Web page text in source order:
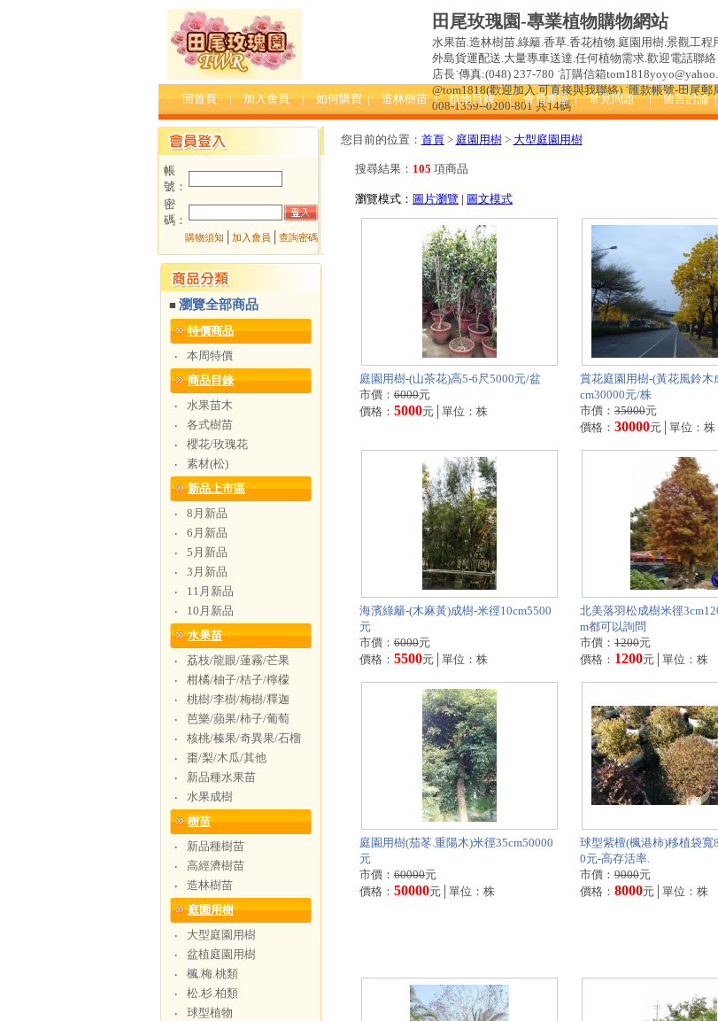
田尾玫瑰園-專業植物購物網站
水果苗.造林樹苗.綠籬.香草.香花植物.庭園用樹.景觀工程
外島貨運配送.大量專車送達.任何植物需求.歡迎電話聯
店長˙傳真:(048) 237-780 ˙訂購信箱
@tom1818(歡迎加入.可直接與我聯絡) ˙匯款帳號-田尾郵
008-1359--0200-801 共14碼
| 回首頁 | 加入會員 | 如何購買 | 造林樹苗 | 植物目錄 | 會員專區 | 常見問題 | 留言討論
帳
號：
密
碼：
購物須知 加入會員 查詢密碼
■ 瀏覽全部商品
特價商品
‧
本周特價
商品目錄
‧
水果苗木
‧
各式樹苗
‧
櫻花/玫瑰花
‧
素材(松)
新品上市區
‧
8月新品
‧
6月新品
‧
5月新品
‧
3月新品
‧
11月新品
‧
10月新品
水果苗
‧
荔枝/龍眼/蓮霧/芒果
‧
柑橘/柚子/桔子/檸檬
‧
桃樹/李樹/梅樹/釋迦
‧
芭樂/蘋果/柿子/葡萄
‧
核桃/榛果/奇異果/石榴
‧
棗/梨/木瓜/其他
‧
新品種水果苗
‧
水果成樹
樹苗
‧
新品種樹苗
‧
高經濟樹苗
‧
造林樹苗
庭園用樹
‧
大型庭園用樹
‧
盆植庭園用樹
‧
楓.梅.桃類
‧
松.杉.柏類
‧
球型植物
您目前的位置： 首頁> 庭園用樹> 大型庭園用樹
搜尋結果： 105 項商品
瀏覽模式： 圖片瀏覽 | 圖文模式
庭園用樹-(山茶花)高5-6尺5000元/盆
市價： 6000元
價格： 5000元│單位：株
賞花庭園用樹-(黃花風鈴木
cm30000元/株
市價： 35000元
價格： 30000元│單位：株
海濱綠籬-(木麻黃)成樹-米徑10cm5500
元
市價： 6000元
價格： 5500元│單位：株
北美落羽松成樹米徑
m都可以詢問
市價： 1200元
價格： 1200元│單位：株
庭園用樹(茄苳.重陽木)米徑35cm50000
元
市價： 60000元
價格： 50000元│單位：株
球型紫檀(楓港柿)移植袋寬
0元-高存活率.
市價： 9000元
價格： 8000元│單位：株